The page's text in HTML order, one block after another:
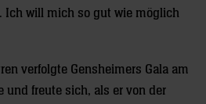
Ich will mich so gut wie möglich
verfolgte Gensheimers Gala am
und freute sich, als er von der